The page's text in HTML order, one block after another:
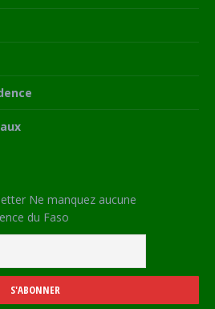
Ne manquez aucune
du Faso